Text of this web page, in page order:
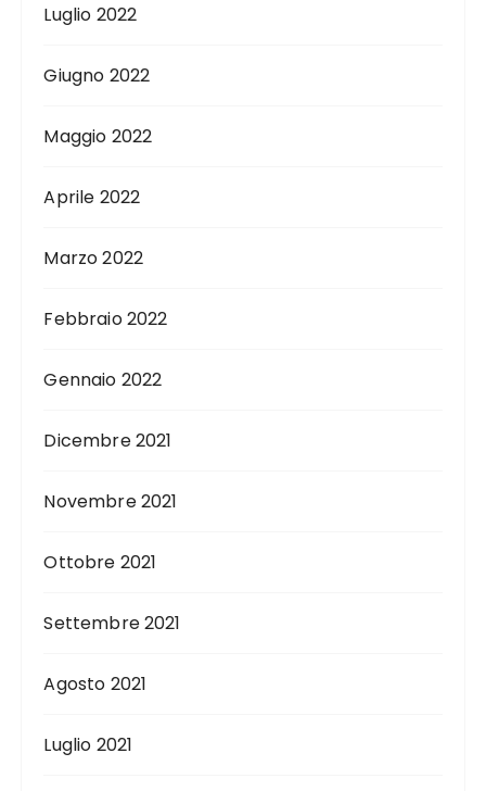
Luglio 2022
Giugno 2022
Maggio 2022
Aprile 2022
Marzo 2022
Febbraio 2022
Gennaio 2022
Dicembre 2021
Novembre 2021
Ottobre 2021
Settembre 2021
Agosto 2021
Luglio 2021